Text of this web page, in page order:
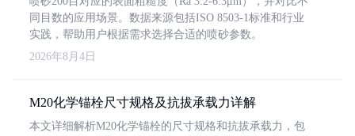
同目数的应用场景。数据来源包括ISO 8503-1标准和行业
实践，帮助用户根据需求选择合适的喷砂参数。
2026年8月4日
M20化学锚栓尺寸规格及抗拔承载力详解
本文详细解析M20化学锚栓的尺寸规格和抗拔承载力，包